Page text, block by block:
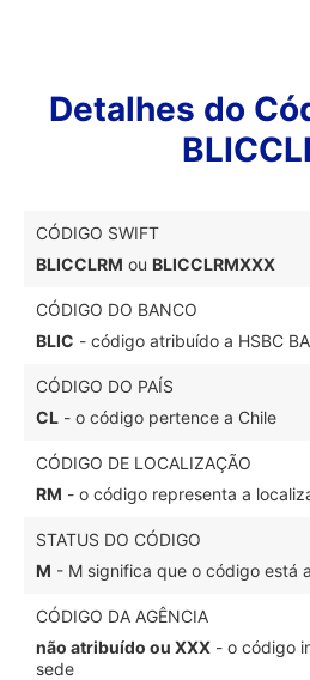
Detalhes do
CÓDIGO SWIFT
BLICCLRM ou BLICCLRMXXX
CÓDIGO DO BANCO
BLIC - código atribuído a HSBC
CÓDIGO DO PAÍS
CL - o código pertence a Chile
CÓDIGO DE LOCALIZAÇÃO
RM - o código representa a
STATUS DO CÓDIGO
M - M significa que o código está
CÓDIGO DA AGÊNCIA
não atribuído ou XXX - o código
sede